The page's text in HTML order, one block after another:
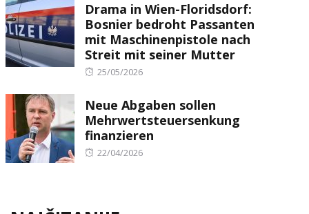
Drama in Wien-Floridsdorf:
Bosnier bedroht Passanten
mit Maschinenpistole nach
Streit mit seiner Mutter
Posted
25/05/2026
Neue Abgaben sollen
Mehrwertsteuersenkung
finanzieren
Posted
22/04/2026